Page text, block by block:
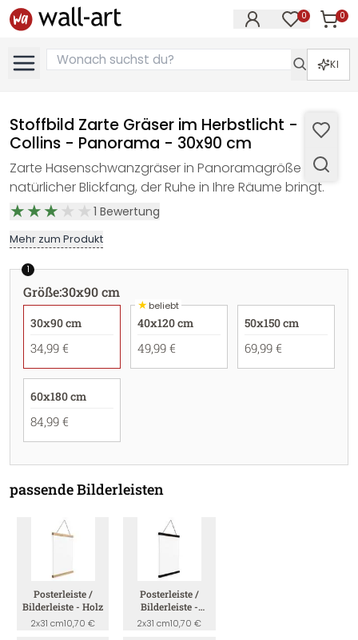
0 0
KI
Stoffbild Zarte Gräser im Herbstlicht -
Collins - Panorama - 30x90 cm
Zarte Hasenschwanzgräser in Panoramagröße – Ein
natürlicher Blickfang, der Ruhe in Ihre Räume bringt.
1 Bewertung
Mehr zum Produkt
1
Größe:30x90 cm
30x90 cm
34,99 €
★beliebt
40x120 cm
49,99 €
50x150 cm
69,99 €
60x180 cm
84,99 €
passende Bilderleisten
Posterleiste /
Bilderleiste - Holz
2x31 cm10,70 €
Posterleiste /
Bilderleiste -
Schwarz
2x31 cm10,70 €